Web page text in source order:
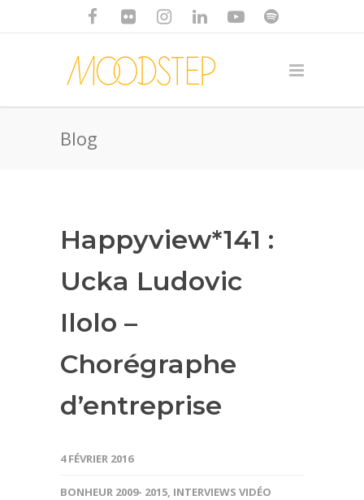
Blog
Happyview*141 :
Ucka Ludovic
Ilolo –
Chorégraphe
d’entreprise
4 FÉVRIER 2016
BONHEUR 2009- 2015, INTERVIEWS VIDÉO